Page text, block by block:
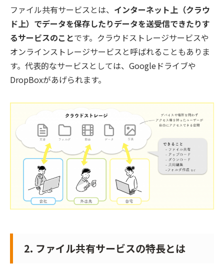
ファイル共有サービスとは、 インターネット上（クラウ
ド上）でデータを保存したりデータを送受信できたりす
るサービスのことです。クラウドストレージサービスや
オンラインストレージサービスと呼ばれることもありま
す。代表的なサービスとしては、Googleドライブや
DropBoxがあげられます。
2. ファイル共有サービスの特長とは